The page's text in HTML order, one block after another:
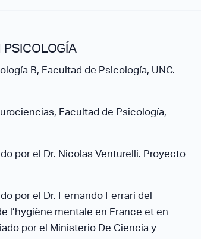
PSICOLOGÍA
B, Facultad de Psicología, UNC.
Facultad de Psicología,
por el Dr. Nicolas Venturelli. Proyecto
por el Dr. Fernando Ferrari del
l’hygiène mentale en France et en
por el Ministerio De Ciencia y